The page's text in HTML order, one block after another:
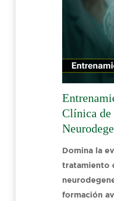
Clínica de
Domina la
tratamiento
formación